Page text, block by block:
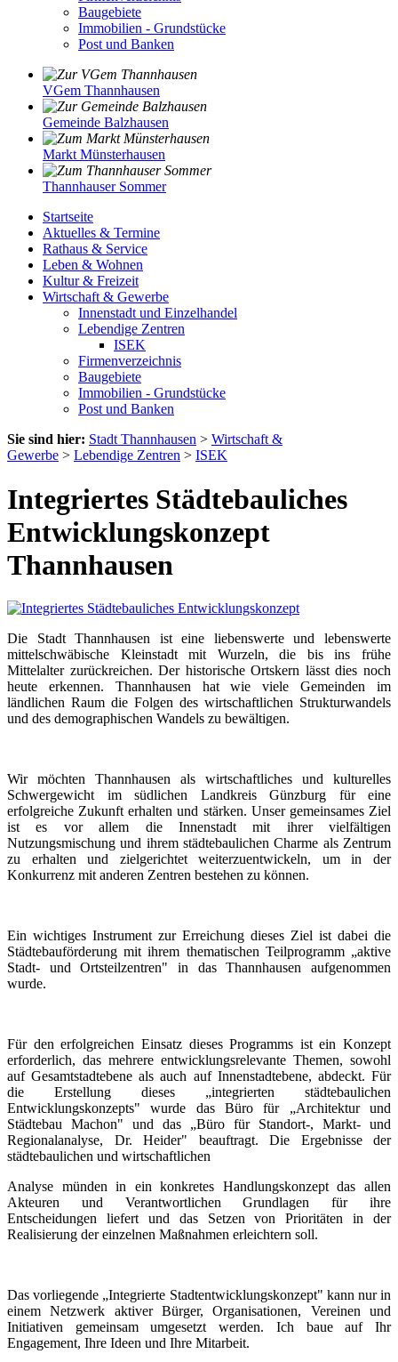
Baugebiete
Immobilien - Grundstücke
Post und Banken
VGem Thannhausen
Gemeinde Balzhausen
Markt Münsterhausen
Thannhauser Sommer
Startseite
Aktuelles & Termine
Rathaus & Service
Leben & Wohnen
Kultur & Freizeit
Wirtschaft & Gewerbe
Innenstadt und Einzelhandel
Lebendige Zentren
ISEK
Firmenverzeichnis
Baugebiete
Immobilien - Grundstücke
Post und Banken
Sie sind hier: Stadt Thannhausen > Wirtschaft &
Gewerbe > Lebendige Zentren > ISEK
Integriertes Städtebauliches
Entwicklungskonzept
Thannhausen
Die Stadt Thannhausen ist eine liebenswerte und lebenswerte
mittelschwäbische Kleinstadt mit Wurzeln, die bis ins frühe
Mittelalter zurückreichen. Der historische Ortskern lässt dies noch
heute erkennen. Thannhausen hat wie viele Gemeinden im
ländlichen Raum die Folgen des wirtschaftlichen Strukturwandels
und des demographischen Wandels zu bewältigen.
Wir möchten Thannhausen als wirtschaftliches und kulturelles
Schwergewicht im südlichen Landkreis Günzburg für eine
erfolgreiche Zukunft erhalten und stärken. Unser gemeinsames Ziel
ist es vor allem die Innenstadt mit ihrer vielfältigen
Nutzungsmischung und ihrem städtebaulichen Charme als Zentrum
zu erhalten und zielgerichtet weiterzuentwickeln, um in der
Konkurrenz mit anderen Zentren bestehen zu können.
Ein wichtiges Instrument zur Erreichung dieses Ziel ist dabei die
Städtebauförderung mit ihrem thematischen Teilprogramm „aktive
Stadt- und Ortsteilzentren" in das Thannhausen aufgenommen
wurde.
Für den erfolgreichen Einsatz dieses Programms ist ein Konzept
erforderlich, das mehrere entwicklungsrelevante Themen, sowohl
auf Gesamtstadtebene als auch auf Innenstadtebene, abdeckt. Für
die Erstellung dieses „integrierten städtebaulichen
Entwicklungskonzepts" wurde das Büro für „Architektur und
Städtebau Machon" und das „Büro für Standort-, Markt- und
Regionalanalyse, Dr. Heider" beauftragt. Die Ergebnisse der
städtebaulichen und wirtschaftlichen
Analyse münden in ein konkretes Handlungskonzept das allen
Akteuren und Verantwortlichen Grundlagen für ihre
Entscheidungen liefert und das Setzen von Prioritäten in der
Realisierung der einzelnen Maßnahmen erleichtern soll.
Das vorliegende „Integrierte Stadtentwicklungskonzept" kann nur in
einem Netzwerk aktiver Bürger, Organisationen, Vereinen und
Initiativen gemeinsam umgesetzt werden. Ich baue auf Ihr
Engagement, Ihre Ideen und Ihre Mitarbeit.